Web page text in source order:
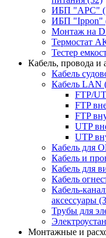
ИБП "APC"
ИБП "Ippon"
Монтаж на
Термостат
Тестер
Кабель, провода и
Кабель
Кабель LAN
FTP/
FTP
FTP
UTP
UTP
Кабель для
Кабель и
Кабель для
Кабель
Кабель-
аксессуары
Трубы для
Монтажные и